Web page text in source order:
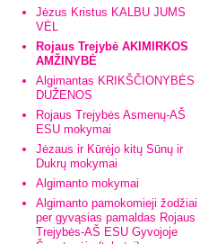
Jėzus Kristus KALBU JUMS
VĖL
Rojaus Trejybė AKIMIRKOS
AMŽINYBĖ
Algimantas KRIKŠČIONYBĖS
DUŽENOS
Rojaus Trejybės Asmenų-AŠ
ESU mokymai
Jėzaus ir Kūrėjo kitų Sūnų ir
Dukrų mokymai
Algimanto mokymai
Algimanto pamokomieji žodžiai
per gyvąsias pamaldas Rojaus
Trejybės-AŠ ESU Gyvojoje